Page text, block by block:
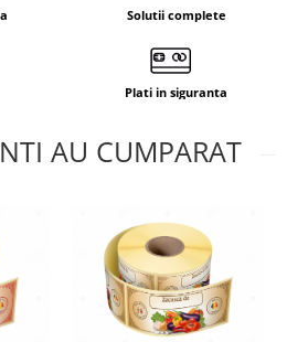
Solutii complete
Plati in siguranta
AU CUMPARAT